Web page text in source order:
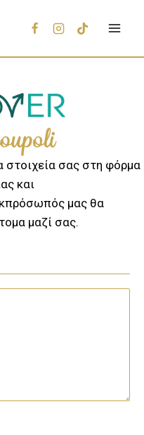
σας στη φόρμα
και
μας θα
μαζί σας.